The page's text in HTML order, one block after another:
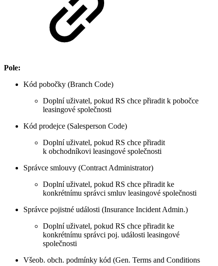
Pole:
Kód pobočky (Branch Code)
Doplní uživatel, pokud RS chce přiradit k pobočce
leasingové společnosti
Kód prodejce (Salesperson Code)
Doplní uživatel, pokud RS chce přiradit
k obchodníkovi leasingové společnosti
Správce smlouvy (Contract Administrator)
Doplní uživatel, pokud RS chce přiradit ke
konkrétnímu správci smluv leasingové společnosti
Správce pojistné události (Insurance Incident Admin.)
Doplní uživatel, pokud RS chce přiradit ke
konkrétnímu správci poj. události leasingové
společnosti
Všeob. obch. podmínky kód (Gen. Terms and Conditions